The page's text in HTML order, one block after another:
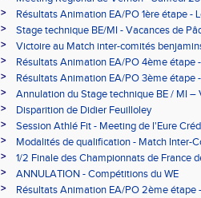
>
Résultats Animation EA/PO 1ère étape
>
Stage technique BE/MI - Vacances de
>
Victoire au Match inter-comités
>
Résultats Animation EA/PO 4ème étape
>
Résultats Animation EA/PO 3ème étape
28/02/2026
>
Annulation du Stage technique BE / MI –
>
Disparition de Didier Feuilloley
>
Session Athlé Fit - Meeting de l'Eure
>
Modalités de qualification - Match Inter-
>
1/2 Finale des Championnats de France
février à Évreux
>
ANNULATION - Compétitions du WE
> Résultats Animation EA/PO 2ème étape